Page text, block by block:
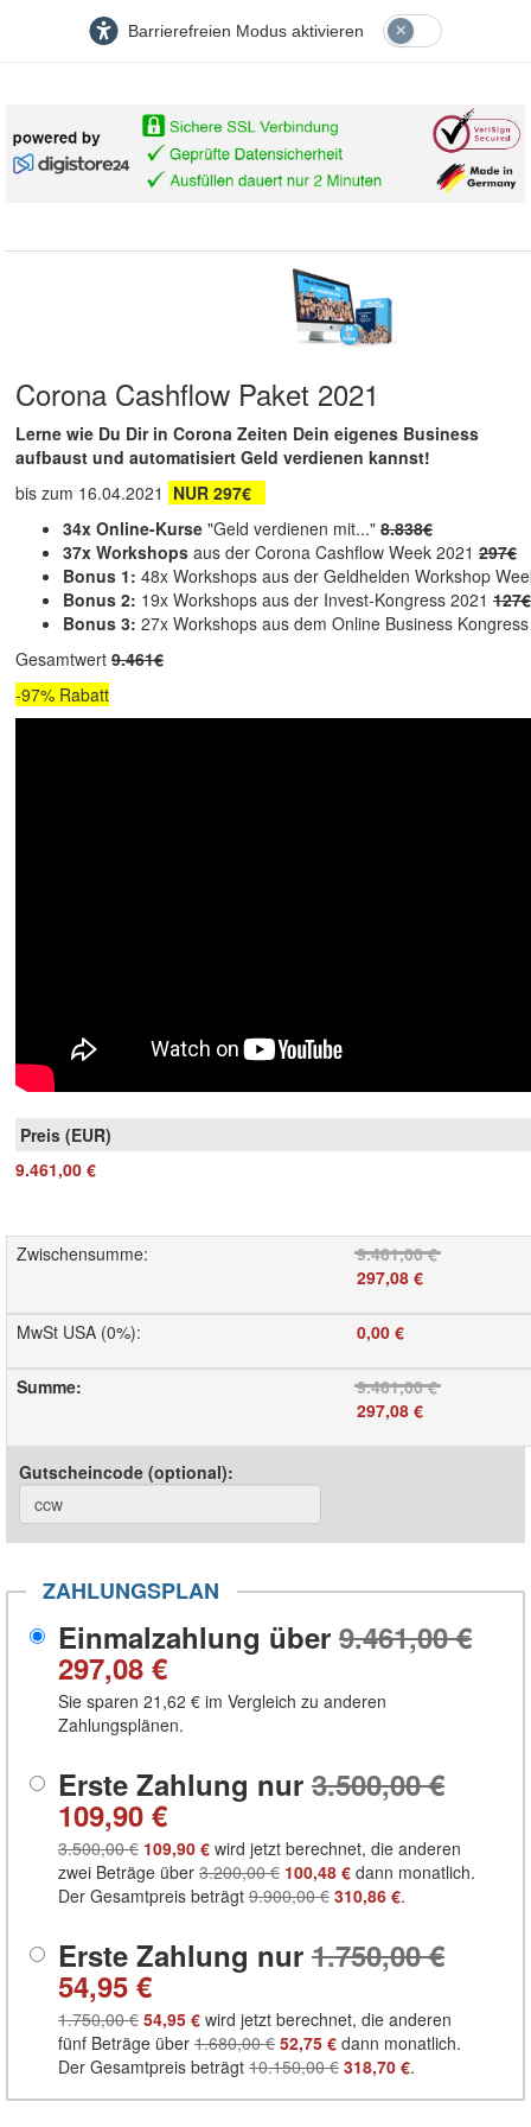
Barrierefreien Modus aktivieren
Corona Cashflow Paket 2021
Lerne wie Du Dir in Corona Zeiten Dein eigenes Business
aufbaust und automatisiert Geld verdienen kannst!
bis zum 16.04.2021 NUR 297€
34x Online-Kurse "Geld verdienen mit..." 8.838€
37x Workshops aus der Corona Cashflow Week 2021 297€
Bonus 1: 48x Workshops aus der Geldhelden Workshop
Bonus 2: 19x Workshops aus der Invest-Kongress 2021 127€
Bonus 3: 27x Workshops aus dem Online Business
Gesamtwert 9.461€
-97% Rabatt
9.461,00 €
Zwischensumme:
9.461,00 €
297,08 €
MwSt USA (0%): 0,00 €
Summe:
9.461,00 €
297,08 €
Gutscheincode (optional):
ZAHLUNGSPLAN
Einmalzahlung über 9.461,00 €
297,08 €
Sie sparen 21,62 € im Vergleich zu anderen
Zahlungsplänen.
Erste Zahlung nur 3.500,00 €
109,90 €
3.500,00 € 109,90 € wird jetzt berechnet, die anderen
zwei Beträge über 3.200,00 € 100,48 € dann monatlich.
Der Gesamtpreis beträgt 9.900,00 € 310,86 €.
Erste Zahlung nur 1.750,00 €
54,95 €
1.750,00 € 54,95 € wird jetzt berechnet, die anderen
fünf Beträge über 1.680,00 € 52,75 € dann monatlich.
Der Gesamtpreis beträgt 10.150,00 € 318,70 €.